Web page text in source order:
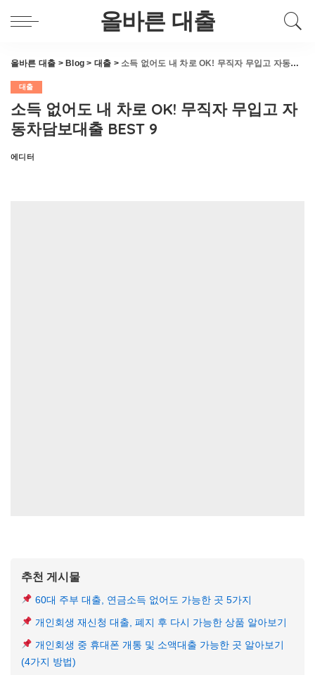
올바른 대출
올바른 대출 > Blog > 대출 > 소득 없어도 내 차로 OK! 무직자 무입고 자동차담보대출 BEST 9
대출
소득 없어도 내 차로 OK! 무직자 무입고 자
동차담보대출 BEST 9
Posted
에디터
추천 게시물
60대 주부 대출, 연금소득 없어도 가능한 곳 5가지
개인회생 재신청 대출, 폐지 후 다시 가능한 상품 알아보기
개인회생 중 휴대폰 개통 및 소액대출 가능한 곳 알아보기
(4가지 방법)